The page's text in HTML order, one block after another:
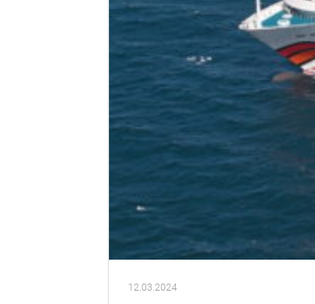
12.03.2024